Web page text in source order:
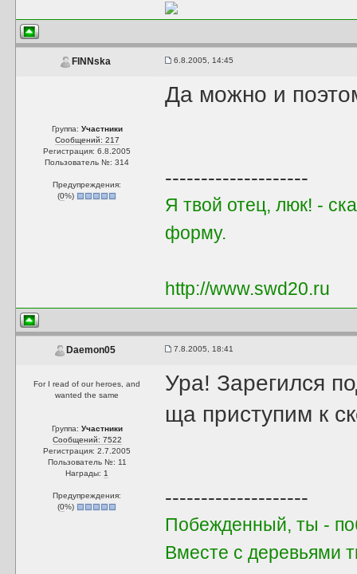
FINNska 6.8.2005, 14:45
Группа: Участники
Сообщений: 217
Регистрация: 6.8.2005
Пользователь №: 314
Предупреждения:
(0%)
Да можно и
--------------------
Я твой отец, люк! -
форму.
http://www.swd20.ru
Daemon05 7.8.2005, 18:41
For I read of our heroes, and
wanted the same
Группа: Участники
Сообщений: 7522
Регистрация: 2.7.2005
Пользователь №: 11
Награды: 1
Предупреждения:
(0%)
Ура! Зарегился
ща приступим к
--------------------
Побежденный, ты -
Вместе с деревьями